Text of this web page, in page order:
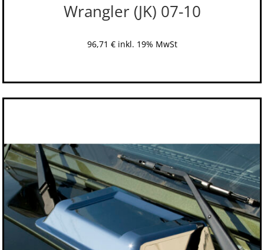
Wrangler (JK) 07-10
96,71 € inkl. 19% MwSt